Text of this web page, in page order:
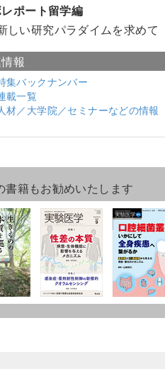
ポート留学編
しい研究パラダイムを求めて
報
集バックナンバー
載一覧
材／大学院／セミナーなどの情報
書籍もお勧めいたします